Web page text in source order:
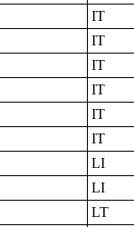
IT
IT
IT
IT
IT
IT
LI
LI
LT